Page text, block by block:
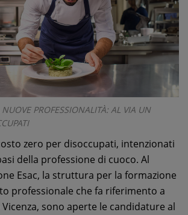
PROFESSIONALITÀ: AL VIA UN
zero per disoccupati, intenzionati
della professione di cuoco. Al
Esac, la struttura per la formazione
professionale che fa riferimento a
sono aperte le candidature al